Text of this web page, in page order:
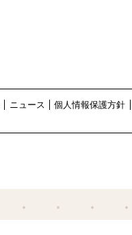
ニュース 個人情報保護方針